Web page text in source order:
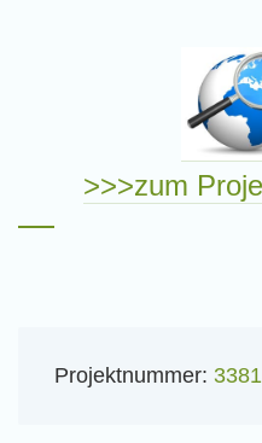
>>>zum
Projektnummer: